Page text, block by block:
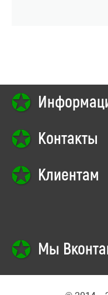
Контакты
Клиентам
Мы